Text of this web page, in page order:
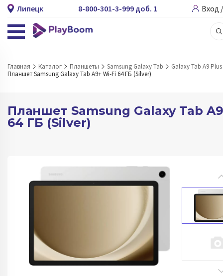
Липецк 8-800-301-3-999 доб. 1 Вход
Главная Каталог Планшеты Samsung Galaxy Tab
Galaxy Tab A9 Plus
Планшет Samsung Galaxy Tab A9+ Wi-Fi 64 ГБ (Silver)
Планшет Samsung Galaxy Tab
64 ГБ (Silver)